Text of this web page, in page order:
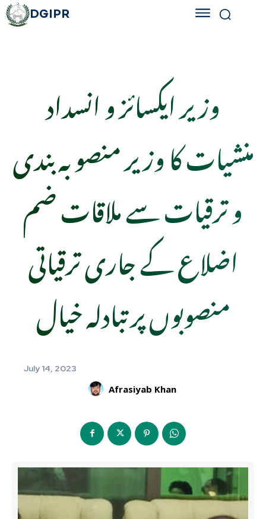
DGIPR
وزیر ایکسائز و انسداد
منشیات کا وزیر منصوبہ بندی
و ترقیات سے ملاقات ضم
اضلاع کے جاری ترقیاتی
منصوبوں پر تبادلہ خیال
July 14, 2023
Afrasiyab Khan